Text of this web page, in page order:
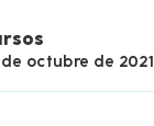
de octubre de 2021